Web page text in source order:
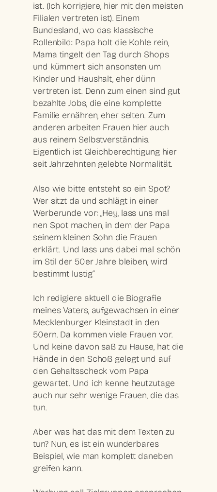
ist. (Ich korrigiere, hier mit den meisten
Filialen vertreten ist). Einem
Bundesland, wo das klassische
Rollenbild: Papa holt die Kohle rein,
Mama tingelt den Tag durch Shops
und kümmert sich ansonsten um
Kinder und Haushalt, eher dünn
vertreten ist. Denn zum einen sind gut
bezahlte Jobs, die eine komplette
Familie ernähren, eher selten. Zum
anderen arbeiten Frauen hier auch
aus reinem Selbstverständnis.
Eigentlich ist Gleichberechtigung hier
seit Jahrzehnten gelebte Normalität.
Also wie bitte entsteht so ein Spot?
Wer sitzt da und schlägt in einer
Werberunde vor: „Hey, lass uns mal
nen Spot machen, in dem der Papa
seinem kleinen Sohn die Frauen
erklärt. Und lass uns dabei mal schön
im Stil der 50er Jahre bleiben, wird
bestimmt lustig“
Ich redigiere aktuell die Biografie
meines Vaters, aufgewachsen in einer
Mecklenburger Kleinstadt in den
50ern. Da kommen viele Frauen vor.
Und keine davon saß zu Hause, hat die
Hände in den Schoß gelegt und auf
den Gehaltsscheck vom Papa
gewartet. Und ich kenne heutzutage
auch nur sehr wenige Frauen, die das
tun.
Aber was hat das mit dem Texten zu
tun? Nun, es ist ein wunderbares
Beispiel, wie man komplett daneben
greifen kann.